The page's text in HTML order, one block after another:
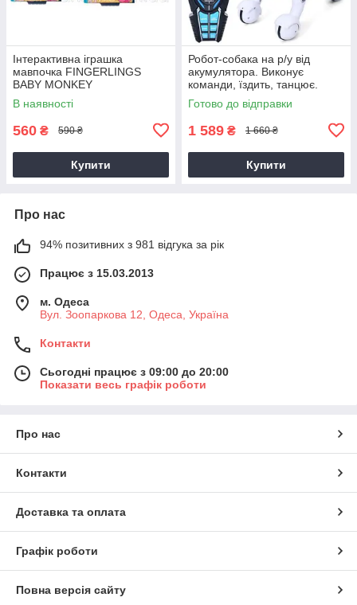
Інтерактивна іграшка
мавпочка FINGERLINGS
BABY MONKEY
В наявності
560 ₴ 590 ₴
Купити
Робот-собака на р/у від
акумулятора. Виконує
команди, їздить, танцює.
А001
Готово до відправки
1 589 ₴ 1 660 ₴
Купити
Про нас
94% позитивних з 981 відгука за рік
Працює з 15.03.2013
м. Одеса
Вул. Зоопаркова 12, Одеса, Україна
Контакти
Сьогодні працює з 09:00 до 20:00
Показати весь графік роботи
Про нас
Контакти
Доставка та оплата
Графік роботи
Повна версія сайту